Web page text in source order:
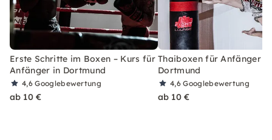
Erste Schritte im Boxen – Kurs für
Anfänger in Dortmund
4,6Googlebewertung
ab 10 €
Thaiboxen für Anfänger in
Dortmund
4,6Googlebewertung
ab 10 €